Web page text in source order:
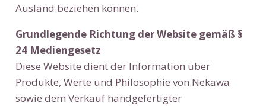
Ausland beziehen können.
Grundlegende Richtung der Website gemäß §
24 Mediengesetz
Diese Website dient der Information über
Produkte, Werte und Philosophie von Nekawa
sowie dem Verkauf handgefertigter